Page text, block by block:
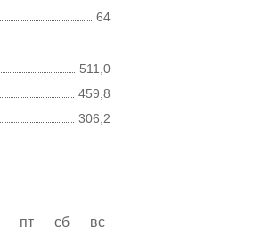
64
511,0
459,8
306,2
пт сб
вс